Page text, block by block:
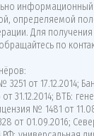
информационный
определяемой
Для
по
от 17.12.2014;
31.12.2014; ВТБ:
№ 1481 от
от 01.09.2016;